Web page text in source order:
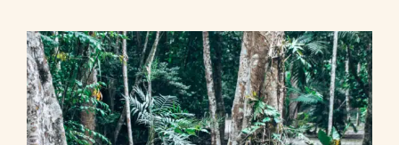
View
Larger
Image